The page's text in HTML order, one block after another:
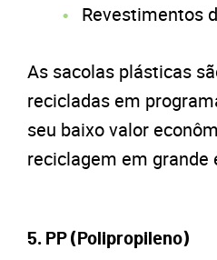
Revestimentos
As sacolas plásticas
recicladas em
seu baixo valor
reciclagem em grande
5. PP (Polipropileno)